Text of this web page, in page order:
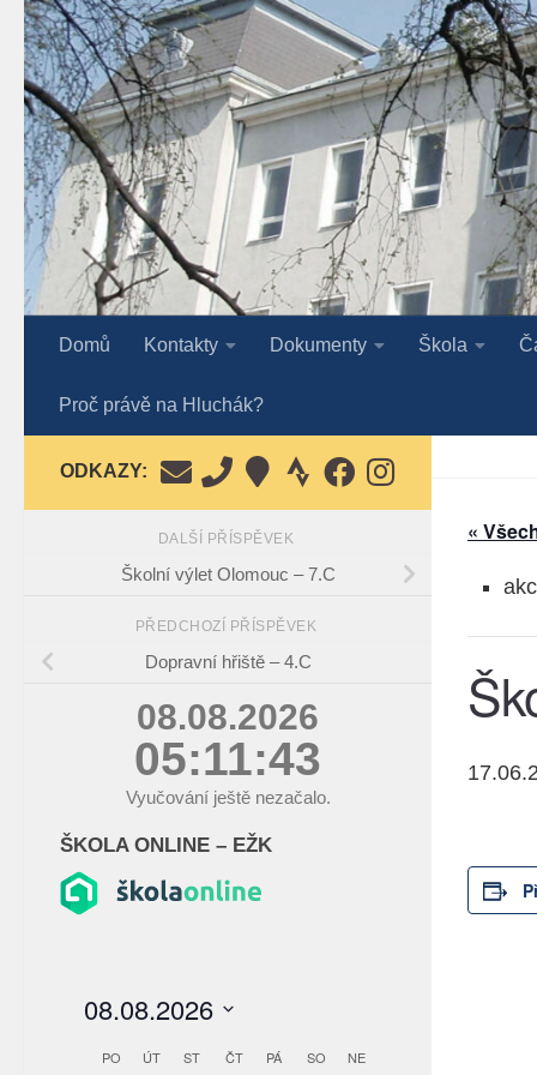
Skip to content
Domů Kontakty Dokumenty Škola
Proč právě na Hluchák?
«
ODKAZY:
DALŠÍ PŘÍSPĚVEK
Školní výlet Olomouc – 7.C
PŘEDCHOZÍ PŘÍSPĚVEK
Dopravní hřiště – 4.C
08.08.2026
05:11:43
Vyučování ještě nezačalo.
ŠKOLA ONLINE – EŽK